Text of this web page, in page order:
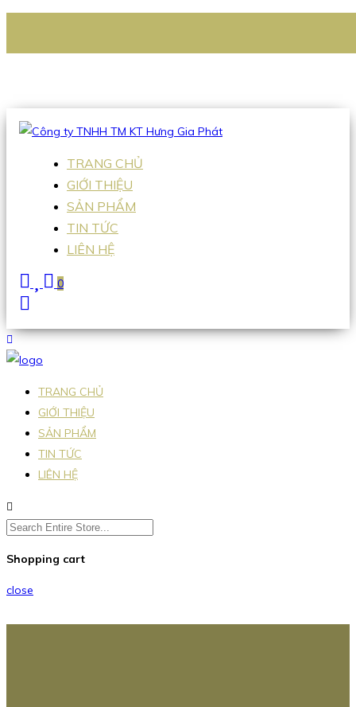
Hotline:0938 336 079
TRANG CHỦ
GIỚI THIỆU
SẢN PHẨM
TIN TỨC
LIÊN HỆ
0
TRANG CHỦ
GIỚI THIỆU
SẢN PHẨM
TIN TỨC
LIÊN HỆ
Shopping cart
close